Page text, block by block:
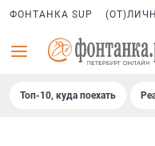
ФОНТАНКА SUP
Топ-10, куда поехать